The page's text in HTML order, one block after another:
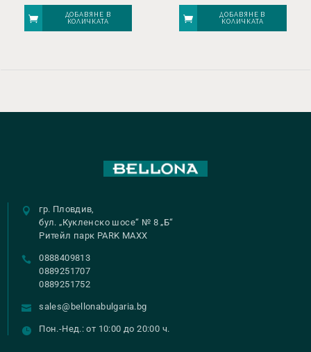
ДОБАВЯНЕ В
КОЛИЧКАТА
ДОБАВЯНЕ В
КОЛИЧКАТА
гр. Пловдив,
бул. „Кукленско шосе“ № 8 „Б“
Ритейл парк PARK MAXX
0888409813
0889251707
0889251752
sales@bellonabulgaria.bg
Пон.-Нед.: от 10:00 до 20:00 ч.